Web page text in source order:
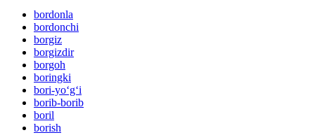
bordonla
bordonchi
borgiz
borgizdir
borgoh
boringki
bori-yo‘g‘i
borib-borib
boril
borish